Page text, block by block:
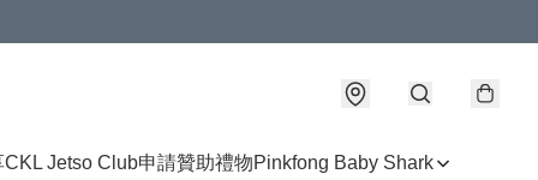
CKL Jetso Club申請贊助禮物Pinkfong Baby Shark